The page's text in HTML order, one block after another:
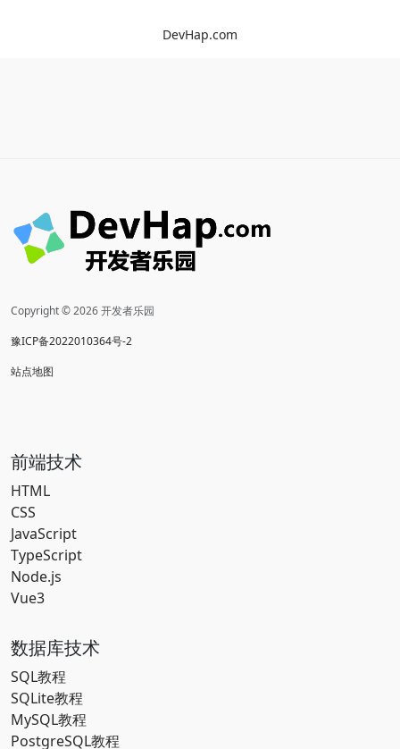
DevHap.com
Copyright © 2026 开发者乐园
豫ICP备2022010364号-2
站点地图
前端技术
HTML
CSS
JavaScript
TypeScript
Node.js
Vue3
数据库技术
SQL教程
SQLite教程
MySQL教程
PostgreSQL教程